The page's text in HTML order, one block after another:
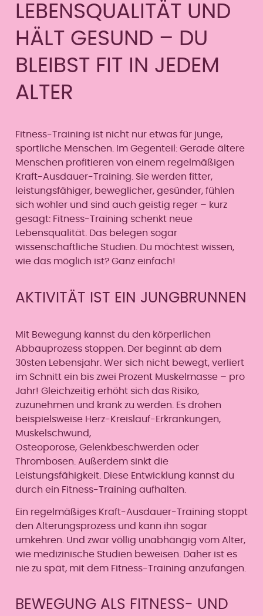
LEBENSQUALITÄT UND
HÄLT GESUND – DU
BLEIBST FIT IN JEDEM
ALTER
Fitness-Training ist nicht nur etwas für junge,
sportliche Menschen. Im Gegenteil: Gerade ältere
Menschen profitieren von einem regelmäßigen
Kraft-Ausdauer-Training. Sie werden fitter,
leistungsfähiger, beweglicher, gesünder, fühlen
sich wohler und sind auch geistig reger – kurz
gesagt: Fitness-Training schenkt neue
Lebensqualität. Das belegen sogar
wissenschaftliche Studien. Du möchtest wissen,
wie das möglich ist? Ganz einfach!
AKTIVITÄT IST EIN JUNGBRUNNEN
Mit Bewegung kannst du den körperlichen
Abbauprozess stoppen. Der beginnt ab dem
30sten Lebensjahr. Wer sich nicht bewegt, verliert
im Schnitt ein bis zwei Prozent Muskelmasse – pro
Jahr! Gleichzeitig erhöht sich das Risiko,
zuzunehmen und krank zu werden. Es drohen
beispielsweise Herz-Kreislauf-Erkrankungen,
Muskelschwund,
Osteoporose, Gelenkbeschwerden oder
Thrombosen. Außerdem sinkt die
Leistungsfähigkeit. Diese Entwicklung kannst du
durch ein Fitness-Training aufhalten.
Ein regelmäßiges Kraft-Ausdauer-Training stoppt
den Alterungsprozess und kann ihn sogar
umkehren. Und zwar völlig unabhängig vom Alter,
wie medizinische Studien beweisen. Daher ist es
nie zu spät, mit dem Fitness-Training anzufangen.
BEWEGUNG ALS FITNESS- UND